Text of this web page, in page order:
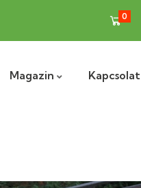
0
Magazin Kapcsolat